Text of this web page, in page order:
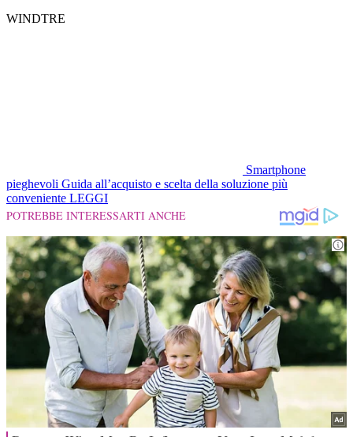
WINDTRE
Smartphone
pieghevoli Guida all’acquisto e scelta della soluzione più
conveniente LEGGI